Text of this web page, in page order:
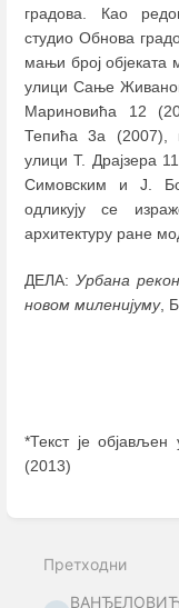
градова. Као
студио Обнова
мањи број објеката
улици Сање
Мариновића 12
Тепића 3а (2007),
улици Т. Драјзера
Симовским и Ј.
одликују се
архитектуру ране
ДЕЛА:Урбана
новом миленијуму,
*Текст је
(2013)
mode
Претходни